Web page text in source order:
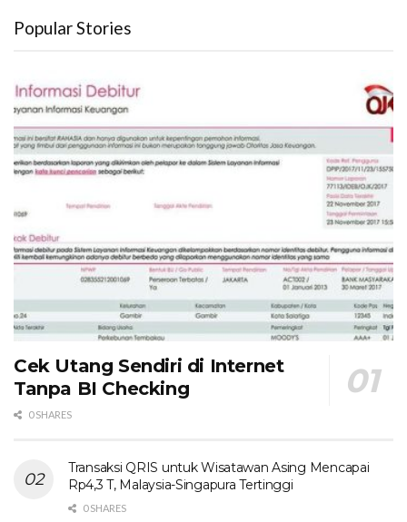
Popular Stories
Cek Utang Sendiri di Internet
Tanpa BI Checking
0 SHARES
Transaksi QRIS untuk Wisatawan Asing Mencapai
Rp4,3 T, Malaysia-Singapura Tertinggi
0 SHARES